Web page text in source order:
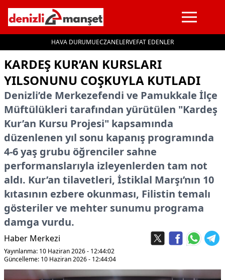
HAVA DURUMUECZANELERVEFAT EDENLER
KARDEŞ KUR’AN KURSLARI
YILSONUNU COŞKUYLA KUTLADI
Denizli’de Merkezefendi ve Pamukkale İlçe
Müftülükleri tarafından yürütülen "Kardeş
Kur’an Kursu Projesi" kapsamında
düzenlenen yıl sonu kapanış programında
4-6 yaş grubu öğrenciler sahne
performanslarıyla izleyenlerden tam not
aldı. Kur’an tilavetleri, İstiklal Marşı’nın 10
kıtasının ezbere okunması, Filistin temalı
gösteriler ve mehter sunumu programa
damga vurdu.
Haber Merkezi
Yayınlanma: 10 Haziran 2026 - 12:44:02
Güncelleme: 10 Haziran 2026 - 12:44:04